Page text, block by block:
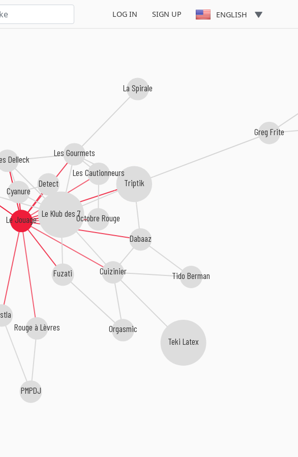
LOG IN SIGN UP ENGLISH
Le Jouage
Le Klub des 7
Cyanure
Delleck
Detect Triptik
Fuzati
Les Gourmets
Dabaaz
Rouge à Lèvres
Octobre Rouge
Les Cautionneurs
Cuizinier
Orgasmic
Tido Berman
Teki Latex
PMPDJ
La Spirale
Greg Frite